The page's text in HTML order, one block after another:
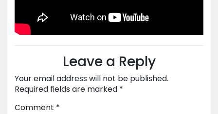
Leave a Reply
Your email address will not be published.
Required fields are marked *
Comment *